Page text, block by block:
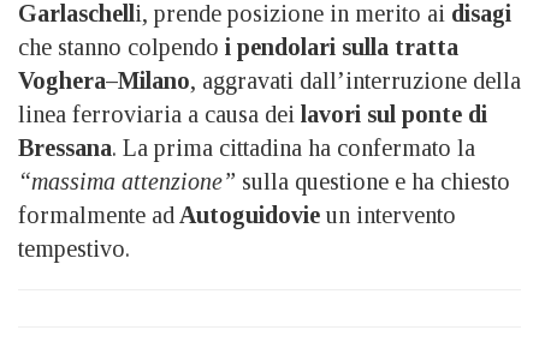
Garlaschell i, prende posizione in merito ai disagi
che stanno colpendo i pendolari sulla tratta
Voghera–Milano, aggravati dall’interruzione della
linea ferroviaria a causa dei lavori sul ponte di
Bressana. La prima cittadina ha confermato la
“massima attenzione” sulla questione e ha chiesto
formalmente ad Autoguidovie un intervento
tempestivo.